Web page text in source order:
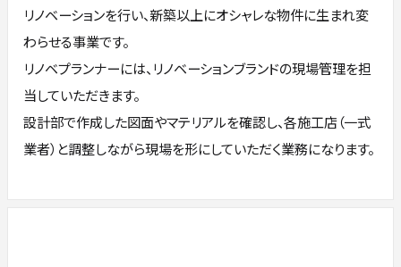
リノベーションを行い、新築以上にオシャレな物件に生まれ変
わらせる事業です。
リノベプランナーには、リノベーションブランドの現場管理を担
当していただきます。
設計部で作成した図面やマテリアルを確認し、各施工店（一式
業者）と調整しながら現場を形にしていただく業務になります。